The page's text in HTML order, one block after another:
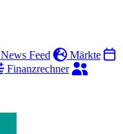
News Feed
Märkte
Finanzrechner